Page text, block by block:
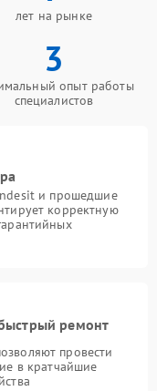
лет на рынке
3
опыт работы
специалистов
и прошедшие
корректную
ремонт
провести
в кратчайшие